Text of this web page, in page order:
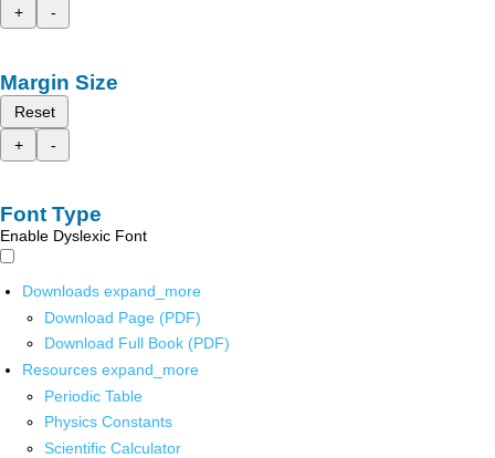
+
-
Margin Size
Reset
+
-
Font Type
Enable Dyslexic Font
Downloads expand_more
Download Page (PDF)
Download Full Book (PDF)
Resources expand_more
Periodic Table
Physics Constants
Scientific Calculator